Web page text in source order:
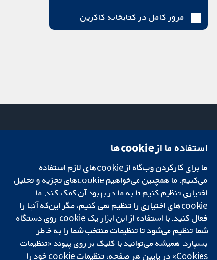
مرور کامل در کتابخانه کاکرین
تحقیقات قابل
اعتماد.
تصمیم‌گیری آگاهانه.
سلامت بهتر.
میدان کاوندیش
لندن
W1G 0AN
بریتانیا
دفتر رسانه‌ای
درباره ما
فرصت‌های
شغلی
Cochrane
Library
استفاده ما از cookie‌ها
ما برای کارکردن وب‌گاه از cookie‌های لازم استفاده
می‌کنیم. ما همچنین می‌خواهیم cookie‌های تجزیه و تحلیل
اختیاری تنظیم کنیم تا به ما در بهبود آن کمک کند. ما
cookie‌های اختیاری را تنظیم نمی کنیم، مگر این‌که آنها را
فعال کنید. با استفاده از این ابزار یک cookie‌ روی دستگاه
شما تنظیم می‌شود تا تنظیمات منتخب شما را به خاطر
بسپارد. همیشه می‌توانید با کلیک بر روی پیوند «تنظیمات
Cookies» در پایین هر صفحه، تنظیمات cookie‌ خود را